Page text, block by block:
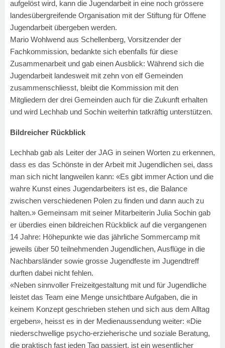
aufgelöst wird, kann die Jugendarbeit in eine noch grössere
landesübergreifende Organisation mit der Stiftung für Offene
Jugendarbeit übergeben werden.
Mario Wohlwend aus Schellenberg, Vorsitzender der
Fachkommission, bedankte sich ebenfalls für diese
Zusammenarbeit und gab einen Ausblick: Während sich die
Jugendarbeit landesweit mit zehn von elf Gemeinden
zusammenschliesst, bleibt die Kommission mit den
Mitgliedern der drei Gemeinden auch für die Zukunft erhalten
und wird Lechhab und Sochin weiterhin tatkräftig unterstützen.
Bildreicher Rückblick
Lechhab gab als Leiter der JAG in seinen Worten zu erkennen,
dass es das Schönste in der Arbeit mit Jugendlichen sei, dass
man sich nicht langweilen kann: «Es gibt immer Action und die
wahre Kunst eines Jugendarbeiters ist es, die Balance
zwischen verschiedenen Polen zu finden und dann auch zu
halten.» Gemeinsam mit seiner Mitarbeiterin Julia Sochin gab
er überdies einen bildreichen Rückblick auf die vergangenen
14 Jahre: Höhepunkte wie das jährliche Sommercamp mit
jeweils über 50 teilnehmenden Jugendlichen, Ausflüge in die
Nachbarsländer sowie grosse Jugendfeste im Jugendtreff
durften dabei nicht fehlen.
«Neben sinnvoller Freizeitgestaltung mit und für Jugendliche
leistet das Team eine Menge unsichtbare Aufgaben, die in
keinem Konzept geschrieben stehen und sich aus dem Alltag
ergeben», heisst es in der Medienaussendung weiter: «Die
niederschwellige psycho-erzieherische und soziale Beratung,
die praktisch fast jeden Tag passiert, ist ein wesentlicher